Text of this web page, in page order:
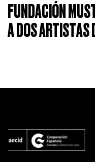
FUNDACIÓN
A DOS ARTISTAS